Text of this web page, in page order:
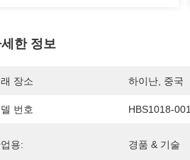
한 정보
장소 하이난, 중국
번호 HBS1018-001
용: 경품 & 기술